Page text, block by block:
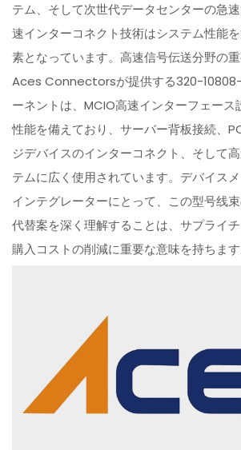
テム、そして次世代データセンターの急
速インターコネクト技術はシステム性能
素となっています。高速信号伝送分野の
Aces Connectorsが提供する320-10808-
ーネントは、MCIO高速インターフェース
性能を備えており、サーバー背板接続、
ジデバイスのインターコネクト、そして
テムに広く使用されています。デバイス
インテグレーターにとって、この型号线
代替案を深く理解することは、サプライ
購入コストの削減に重要な意味を持ちます